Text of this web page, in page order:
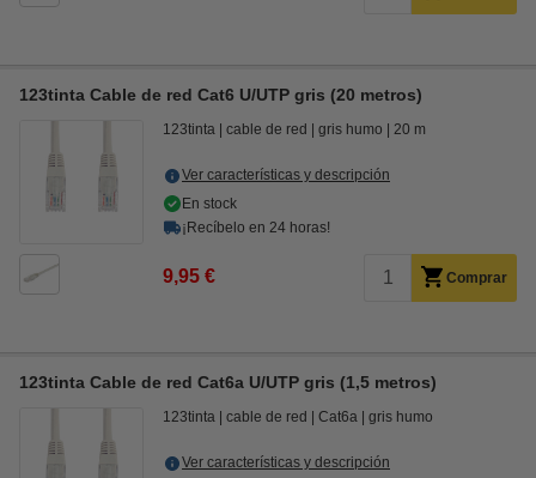
123tinta Cable de red Cat6 U/UTP gris (20 metros)
123tinta cable de red gris humo 20 m
Ver características y descripción
En stock
¡Recíbelo en 24 horas!
9,95 € Comprar
123tinta Cable de red Cat6a U/UTP gris (1,5 metros)
123tinta cable de red Cat6a gris humo
Ver características y descripción